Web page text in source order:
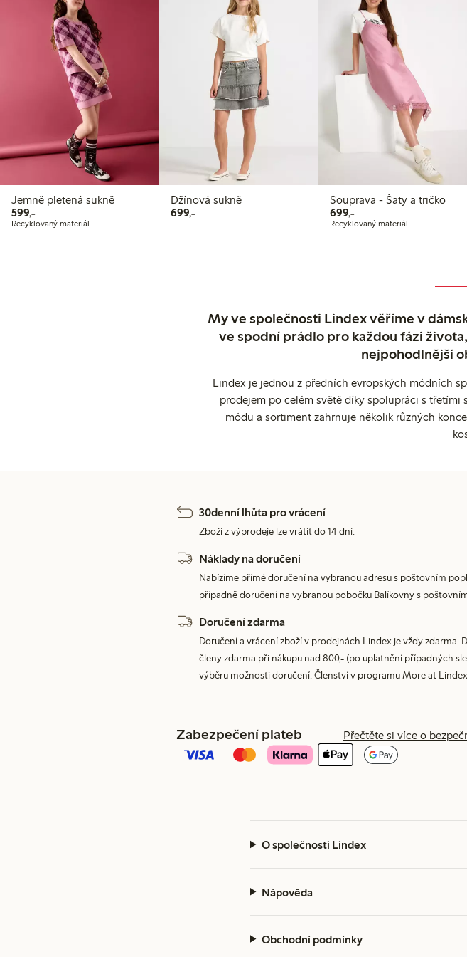
Jemně pletená sukně
599,-599,00 Kč
Recyklovaný materiál
Džínová sukně
699,-699,00 Kč
Souprava - Šaty a tričko
699,-699,00 Kč
Recyklovaný materiál
My ve společnosti Lindex věříme v
ve spodní prádlo pro každou fázi
nejpohodlnější
Lindex je jednou z předních evropských módních
prodejem po celém světě díky spolupráci s
módu a sortiment zahrnuje několik různých
30denní lhůta pro vrácení
Zboží z výprodeje lze vrátit do 14 dní.
Náklady na doručení
Nabízíme přímé doručení na vybranou adresu s poštovním
případně doručení na vybranou pobočku Balíkovny s
Doručení zdarma
Doručení a vrácení zboží v prodejnách Lindex je vždy zdarma.
členy zdarma při nákupu nad 800,- (po uplatnění případných
výběru možnosti doručení. Členství v programu More at
Zabezpečení plateb Přečtěte si více o
O společnosti Lindex
Nápověda
Obchodní podmínky